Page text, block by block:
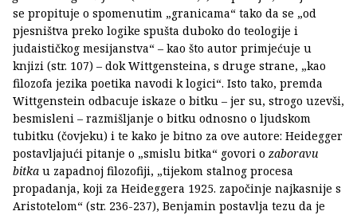
se propituje o spomenutim „granicama“ tako da se „od
pjesništva preko logike spušta duboko do teologije i
judaističkog mesijanstva“ – kao što autor primjećuje u
knjizi (str. 107) – dok Wittgensteina, s druge strane, „kao
filozofa jezika poetika navodi k logici“. Isto tako, premda
Wittgenstein odbacuje iskaze o bitku – jer su, strogo uzevši,
besmisleni – razmišljanje o bitku odnosno o ljudskom
tubitku (čovjeku) i te kako je bitno za ove autore: Heidegger
postavljajući pitanje o „smislu bitka“ govori o zaboravu
bitka u zapadnoj filozofiji, „tijekom stalnog procesa
propadanja, koji za Heideggera 1925. započinje najkasnije s
Aristotelom“ (str. 236-237), Benjamin postavlja tezu da je